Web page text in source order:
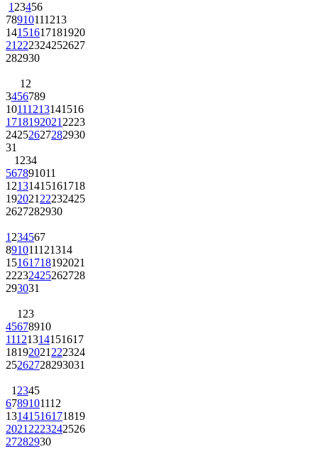
123456
78910111213
14151617181920
21222324252627
282930
12
3456789
10111213141516
17181920212223
24252627282930
31
1234
567891011
12131415161718
19202122232425
2627282930
1234567
891011121314
15161718192021
22232425262728
293031
123
45678910
11121314151617
18192021222324
25262728293031
12345
6789101112
13141516171819
20212223242526
27282930